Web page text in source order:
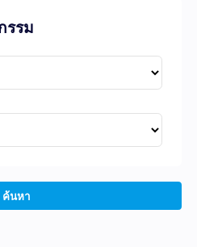
รรม
ค้นหา